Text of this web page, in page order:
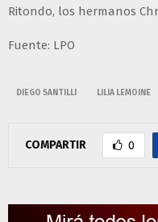
Ritondo, los hermanos
Fuente: LPO
DIEGO SANTILLI LILIA LEMOINE
COMPARTIR 0